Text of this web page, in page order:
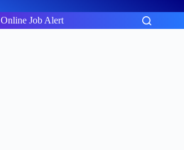
Online Job Alert